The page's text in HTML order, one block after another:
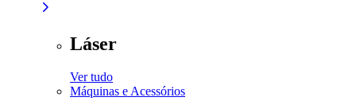
Láser
Ver tudo
Máquinas e Acessórios